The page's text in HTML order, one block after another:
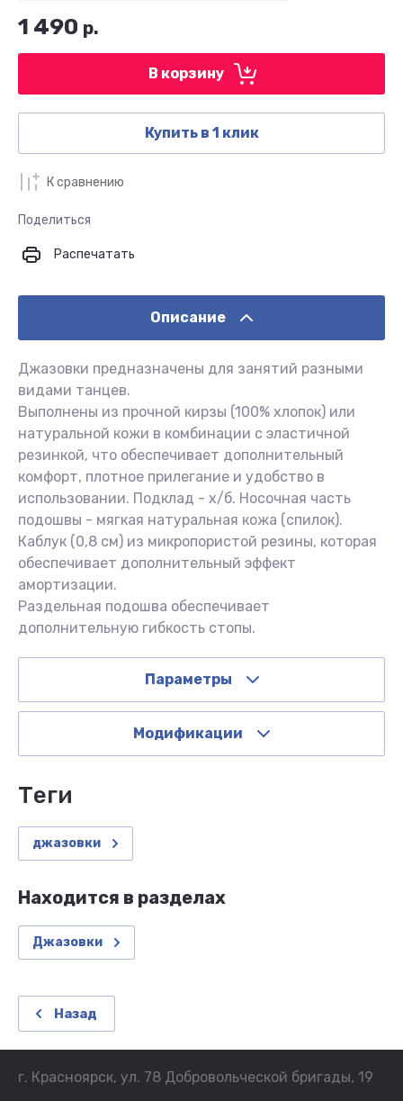
1 490 р.
В корзину
Купить в 1 клик
К сравнению
Поделиться
Распечатать
Описание
Джазовки предназначены для занятий разными
видами танцев.
Выполнены из прочной кирзы (100% хлопок) или
натуральной кожи в комбинации с эластичной
резинкой, что обеспечивает дополнительный
комфорт, плотное прилегание и удобство в
использовании. Подклад - х/б. Носочная часть
подошвы - мягкая натуральная кожа (спилок).
Каблук (0,8 см) из микропористой резины, которая
обеспечивает дополнительный эффект
амортизации.
Раздельная подошва обеспечивает
дополнительную гибкость стопы.
Параметры
Модификации
теги
джазовки
Находится в разделах
Джазовки
Назад
г. Красноярск, ул. 78 Добровольческой бригады, 19